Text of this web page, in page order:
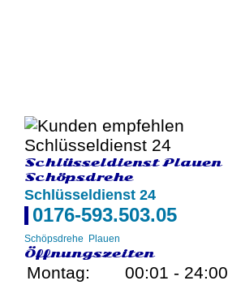
Schlüsseldienst Plauen
Schöpsdrehe
Schlüsseldienst 24
0176-593.503.05
Schöpsdrehe Plauen
Öffnungszeiten
Montag:
00:01 - 24:00